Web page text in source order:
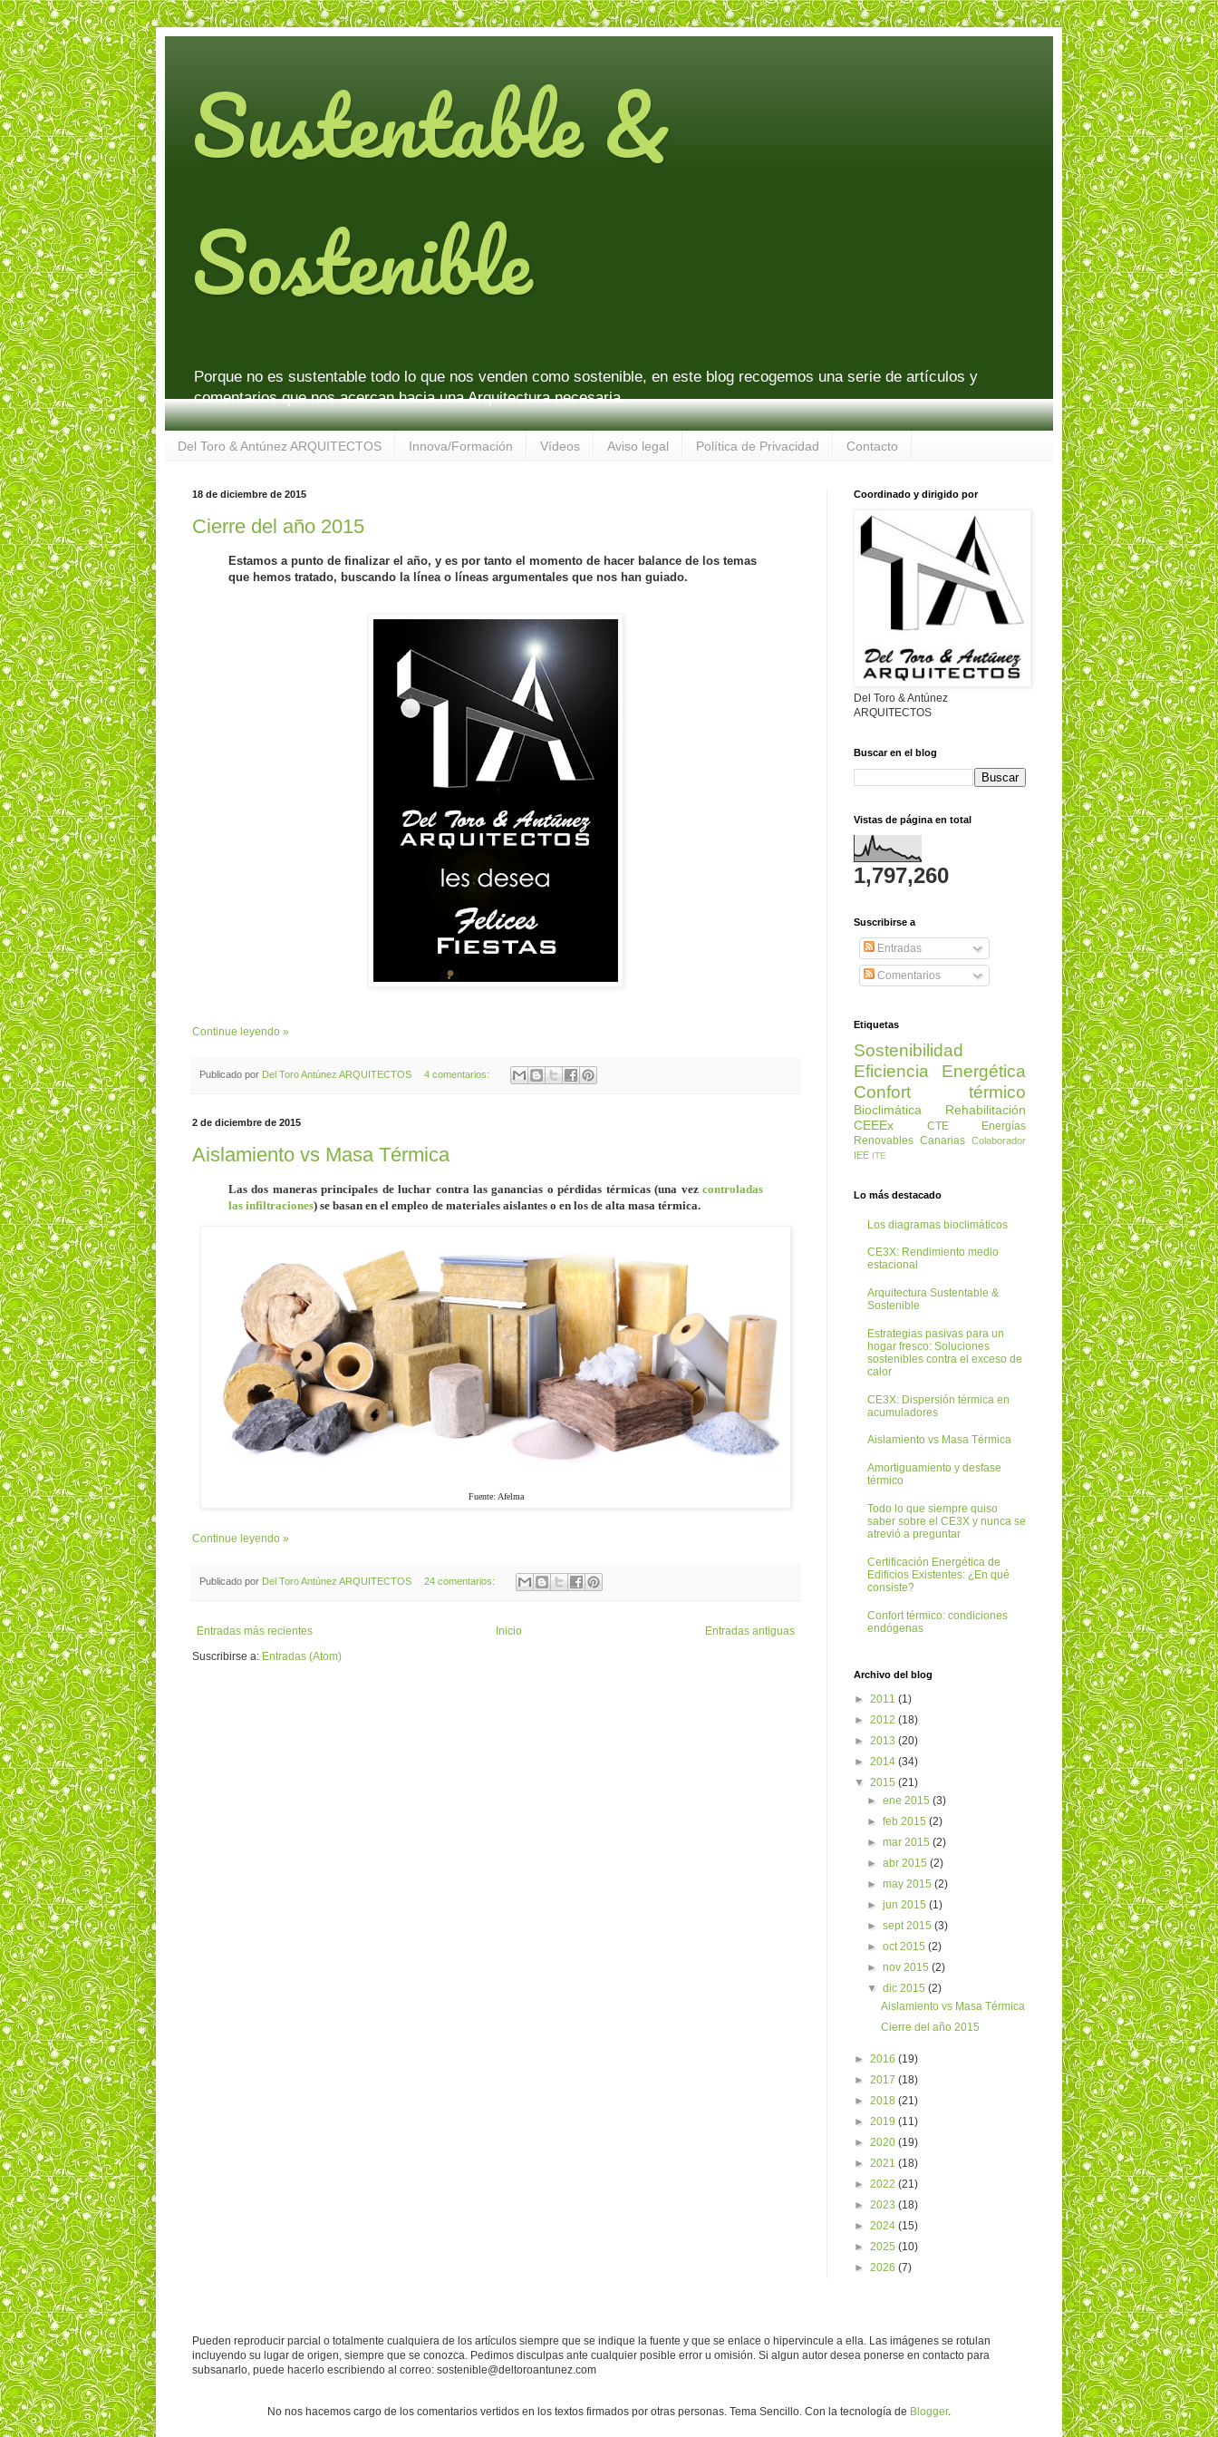
Sustentable &
Sostenible
Porque no es sustentable todo lo que nos venden como sostenible, en este blog recogemos una serie de artículos y
comentarios que nos acercan hacia una Arquitectura necesaria.
Del Toro & Antúnez ARQUITECTOS Innova/Formación Vídeos Aviso legal Política de Privacidad Contacto
18 de diciembre de 2015
Cierre del año 2015
Estamos a punto de finalizar el año, y es por tanto el momento de hacer balance de los temas
que hemos tratado, buscando la línea o líneas argumentales que nos han guiado.
Continue leyendo »
Publicado por Del Toro Antúnez ARQUITECTOS 4 comentarios:
2 de diciembre de 2015
Aislamiento vs Masa Térmica
Las dos manerasprincipales de luchar contra las ganancias o pérdidas térmicas (una vezcontroladas
las infiltraciones) se basan en el empleo de materiales aislantes o en los de alta masa térmica.
Fuente: Afelma
Continue leyendo »
Publicado por Del Toro Antúnez ARQUITECTOS 24 comentarios:
Entradas más recientes Entradas antiguas
Inicio
Suscribirse a: Entradas (Atom)
Coordinado y dirigido por
Del Toro & Antúnez
ARQUITECTOS
Buscar en el blog
Vistas de página en total
1,797,260
Suscribirse a
Entradas
Comentarios
Etiquetas
Sostenibilidad
Eficiencia Energética
Confort térmico
Bioclimática
Rehabilitación
CEEEx
CTE
Energías
Renovables Canarias Colaborador
IEE ITE
Lo más destacado
Los diagramas bioclimáticos
CE3X: Rendimiento medio
estacional
Arquitectura Sustentable &
Sostenible
Estrategias pasivas para un
hogar fresco: Soluciones
sostenibles contra el exceso de
calor
CE3X: Dispersión térmica en
acumuladores
Aislamiento vs Masa Térmica
Amortiguamiento y desfase
térmico
Todo lo que siempre quiso
saber sobre el CE3X y nunca se
atrevió a preguntar
Certificación Energética de
Edificios Existentes: ¿En qué
consiste?
Confort térmico: condiciones
endógenas
Archivo del blog
► 2011 (1)
► 2012 (18)
► 2013 (20)
► 2014 (34)
▼ 2015 (21)
►ene 2015(3)
►feb 2015(2)
►mar 2015(2)
►abr 2015(2)
►may 2015(2)
►jun 2015(1)
►sept 2015(3)
►oct 2015(2)
►nov 2015(2)
▼dic 2015(2)
Aislamiento vs Masa Térmica
Cierre del año 2015
► 2016 (19)
► 2017 (18)
► 2018 (21)
► 2019 (11)
► 2020 (19)
► 2021 (18)
► 2022 (21)
► 2023 (18)
► 2024 (15)
► 2025 (10)
► 2026 (7)
Pueden reproducir parcial o totalmente cualquiera de los artículos siempre que se indique la fuente y que se enlace o hipervincule a ella. Las imágenes se rotulan
incluyendo su lugar de origen, siempre que se conozca. Pedimos disculpas ante cualquier posible error u omisión. Si algun autor desea ponerse en contacto para
subsanarlo, puede hacerlo escribiendo al correo: sostenible@deltoroantunez.com
No nos hacemos cargo de los comentarios vertidos en los textos firmados por otras personas. Tema Sencillo. Con la tecnología de Blogger.